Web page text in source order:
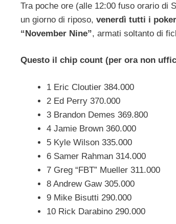
Tra poche ore (alle 12:00 fuso orario di
un giorno di riposo, venerdì tutti i
“November Nine”, armati soltanto di
Questo il chip count (per ora non
1 Eric Cloutier 384.000
2 Ed Perry 370.000
3 Brandon Demes 369.800
4 Jamie Brown 360.000
5 Kyle Wilson 335.000
6 Samer Rahman 314.000
7 Greg “FBT” Mueller 311.000
8 Andrew Gaw 305.000
9 Mike Bisutti 290.000
10 Rick Darabino 290.000